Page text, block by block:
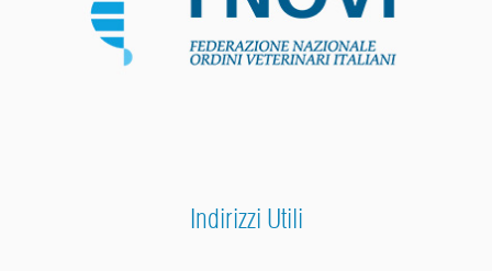
Indirizzi Utili